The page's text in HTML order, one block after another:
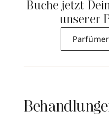
Buche jetzt
unserer